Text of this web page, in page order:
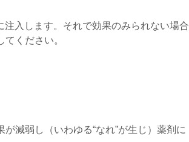
入します。それで効果のみられない場合
ください。
減弱し（いわゆる“なれ”が生じ）薬剤に